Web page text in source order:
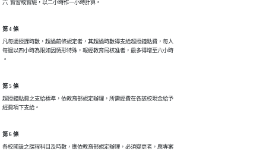
第 4 條
凡每週授課時數，超過前條規定者，其超過時數得支給超授鐘點費，每人
每週以四小時為限如因情形特殊，報經教育局核准者，最多得增至六小時
第 5 條
超授鐘點費之支給標準，依教育部規定辦理，所需經費在各該校現金給予
第 6 條
各校開設之課程科目及時數，應依教育部規定辦理，必須變更者，應專案